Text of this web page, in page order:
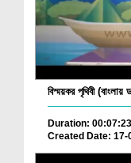
বিস্ময়কর পৃথিবী
Duration: 00:07:23
Created Date: 17-